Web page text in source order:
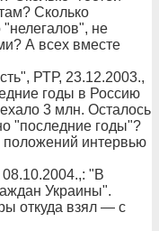
Сколько
не
А всех вместе
РТР, 23.12.2003.,
годы в Россию
3 млн. Осталось
"последние годы"?
положений интервью
"В
Украины".
откуда взял — с